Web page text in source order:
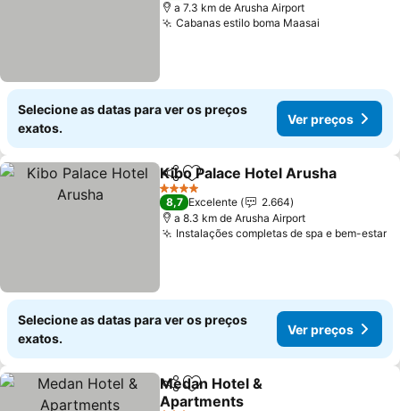
a 7.3 km de Arusha Airport
Cabanas estilo boma Maasai
Selecione as datas para ver os preços
exatos.
Ver preços
PartilharAdicionar aos favoritos
Kibo Palace Hotel Arusha
4 Estrelas
8,7 Excelente
2.664
a 8.3 km de Arusha Airport
Instalações completas de spa e bem-estar
Selecione as datas para ver os preços
exatos.
Ver preços
PartilharAdicionar aos favoritos
Medan Hotel &
Apartments